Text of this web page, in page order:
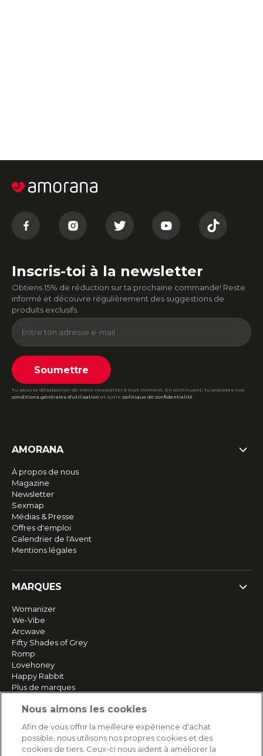
Inscris-toi à la newsletter
Obtiens 15% de réduction sur ta prochaine commande! Reste
informé et découvre régulièrement des suggestions de
produits exclusifs.
Soumettre
Tu peux te désabonner de notre newsletter à tout moment. En continuant, tu acceptes nos
conditions générales d'utilisation et notre politique de confidentialité.
AMORANA
À propos de nous
Magazine
Newsletter
Sexmap
Médias & Presse
Offres d'emploi
Calendrier de l'Avent
Mentions légales
MARQUES
Womanizer
We-Vibe
Arcwave
Fifty Shades of Grey
Romp
Lovehoney
Happy Rabbit
Plus de marques
SERVICE
Livraison rapide et gratuite
Nous aimons les cookies
Afin de vous offrir la meilleure expérience d'achat
possible, nous utilisons nos propres cookies et des
cookies de tiers. Ceux-ci nous aident à améliorer la